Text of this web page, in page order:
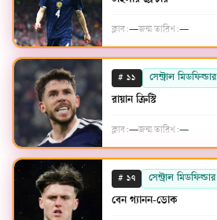
ক্লাব:—জন্ম তারিখ:—
# ১১ সেন্ট্রাল মিডফিল্ডার
রায়ান ক্রিস্টি
ক্লাব:—জন্ম তারিখ:—
# ১৭ সেন্ট্রাল মিডফিল্ডার
বেন গ্যানন-ডোক